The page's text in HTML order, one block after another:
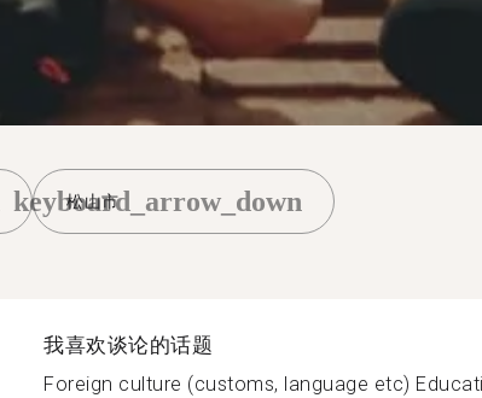
松山市
keyboard_arrow_down
我喜欢谈论的话题
Foreign culture (customs, language etc)